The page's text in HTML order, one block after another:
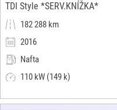
TDI Style *SERV.KNÍŽKA*
182 288 km
2016
Nafta
110 kW (149 k)